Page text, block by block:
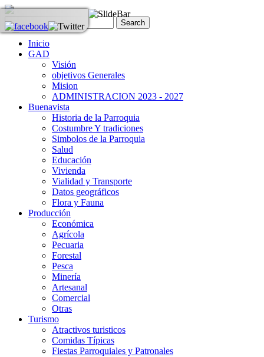
Inicio
GAD
Visión
objetivos Generales
Mision
ADMINISTRACION 2023 - 2027
Buenavista
Historia de la Parroquia
Costumbre Y tradiciones
Simbolos de la Parroquia
Salud
Educación
Vivienda
Vialidad y Transporte
Datos geográficos
Flora y Fauna
Producción
Económica
Agrícola
Pecuaria
Forestal
Pesca
Minería
Artesanal
Comercial
Otras
Turismo
Atractivos turisticos
Comidas Típicas
Fiestas Parroquiales y Patronales